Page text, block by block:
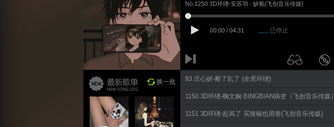
No.1250 3D环绕-安苏羽 - 缺氧(飞创音乐传媒)
00:00 / 04:31 已停止
换一批 93.庄心妍-断了乱了 (全景环绕)
1150.3D环绕-鞠文娴 BINGBIAN病变（飞创音乐传媒）
1151.3D环绕-起风了 买辣椒也用卷(飞创音乐传媒)